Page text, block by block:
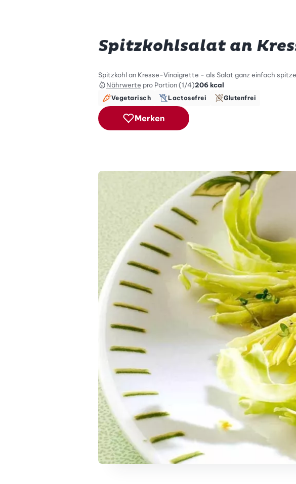
Spitzkohlsalat an
Spitzkohl an Kresse-Vinaigrette - als Salat ganz einfach
Nährwerte pro Portion (1/4)206 kcal
Vegetarisch Lactosefrei Glutenfrei
Merken